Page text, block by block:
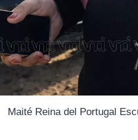
Maité Reina del Portugal